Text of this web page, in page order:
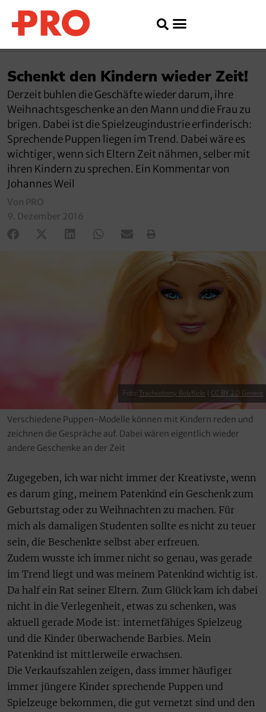
Schenkt den Kindern wieder Zeit!
Derzeit buhlen die Geschäfte wieder darum, ihre
Weihnachtsgeschenke an den Mann und die Frau zu
brigen. Dabei ist die Spielzeugindustrie erfinderisch:
Sprechende Puppen liegen im Trend. Dabei wäre es
wichtiger, wenn sich Eltern Zeit nähmen, selber mit
ihren Kindern zu sprechen. Ein Kommentar von
Johannes Weil
Von PRO
9. Dezember 2016
Foto: Tracheotomy Bob/flickr CC BY 2.0 Generic
Verschiedene Puppen-Modelle können mit Kindern reden und
zeichnen die Gespräche auf. Dabei wären eigentlich wieder
andere Geschenke an der Zeit
Zugegeben, ich war nicht immer der Kreativste, wenn
es darum ging, meinem Patenkind ein Geschenk zum
Geburtstag oder zu Weihnachten zu machen. Für
mich als damaligen Studenten sollte es nicht zu teuer
sein, die Beschenkte selbst aber erfreuen.
Zudem wusste ich immer nicht so genau, was gerade
im Trend liegt und was meinem Patenkind wichtig ist.
Da half ein Rat seiner Eltern. Zum Glück kam ich dabei
nicht in die Verlegenheit, etwas zu schenken, was
aktuell gerade Mode ist: internetfähiges Spielzeug
und die Kinder überwachende Barbies. Mein
Patenkind ist mittlerweile erwachsen.
Die Verkaufszahlen zeigen, dass immer häufiger
immer jüngere Kinder sprechende Puppen und
Spielzeuge bekommen, die gut vernetzt sind und den